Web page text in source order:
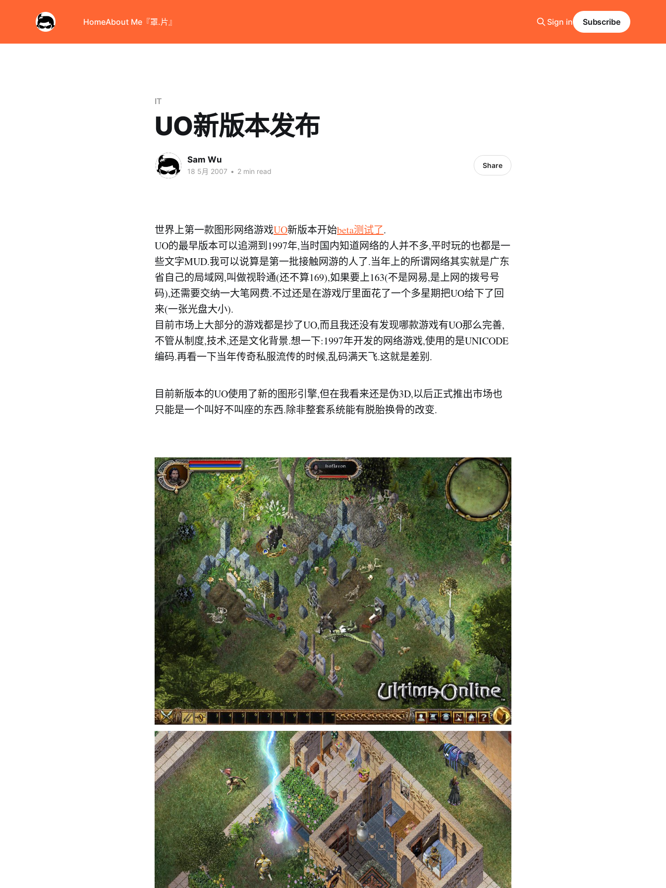
HomeAbout Me 『罩.片』 Sign in Subscribe
IT
UO新版本发布
Sam Wu
18 5月 2007 • 2 min read
Share
世界上第一款图形网络游戏UO新版本开始beta测试了.
UO的最早版本可以追溯到1997年,当时国内知道网络的人并不多,平时玩的也都是一
些文字MUD.我可以说算是第一批接触网游的人了.当年上的所谓网络其实就是广东
省自己的局域网,叫做视聆通(还不算169),如果要上163(不是网易,是上网的拨号号
码),还需要交纳一大笔网费.不过还是在游戏厅里面花了一个多星期把UO给下了回
来(一张光盘大小).
目前市场上大部分的游戏都是抄了UO,而且我还没有发现哪款游戏有UO那么完善,
不管从制度,技术,还是文化背景.想一下:1997年开发的网络游戏,使用的是UNICODE
编码.再看一下当年传奇私服流传的时候,乱码满天飞.这就是差别.
目前新版本的UO使用了新的图形引擎,但在我看来还是伪3D,以后正式推出市场也
只能是一个叫好不叫座的东西.除非整套系统能有脱胎换骨的改变.